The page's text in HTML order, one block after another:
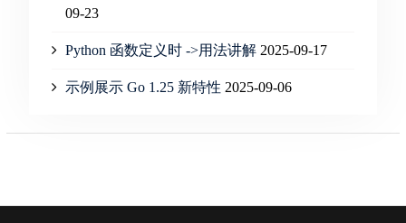
09-23
Python 函数定义时 ->用法讲解 2025-09-17
示例展示 Go 1.25 新特性 2025-09-06